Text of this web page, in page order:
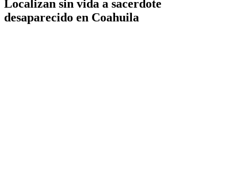
Localizan sin vida a sacerdote
desaparecido en Coahuila